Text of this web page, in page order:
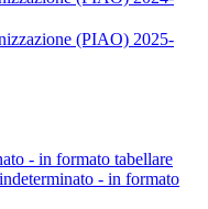
(PIAO) 2025-
- in formato tabellare
- in formato